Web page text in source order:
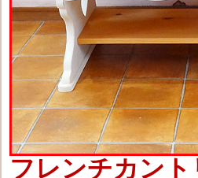
フレンチカン